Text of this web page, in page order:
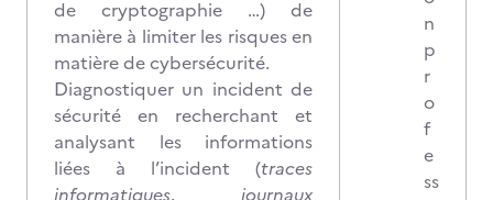
de cryptographie …) de
manière à limiter les risques en
matière de cybersécurité.
Diagnostiquer un incident de
sécurité en recherchant et
analysant les informations
liées à l’incident (traces
informatiques, journaux
n
p
r
o
f
e
ss